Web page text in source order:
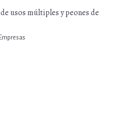
usos múltiples y peones de